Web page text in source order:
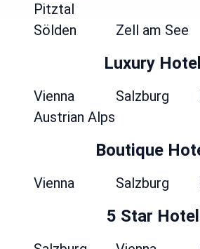
Pitztal
Sölden Zell am See
Luxury
Vienna Salzburg
Austrian Alps
Boutique
Vienna Salzburg
5 Star